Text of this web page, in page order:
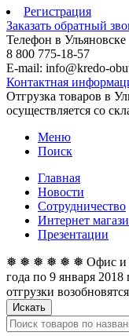
Регистрация
Заказать обратный
Телефон в Ульяновске
8 800 775-18-57
E-mail: info@kredo-
Контактная
Отгрузка товаров в
осуществляется со
Меню
Поиск
Главная
Новости
Сотрудничество
Интернет
Презентации
❅ ❅ ❅ ❅ ❅ ❅ Офис и
года по 9 января
отгрузки
Искать